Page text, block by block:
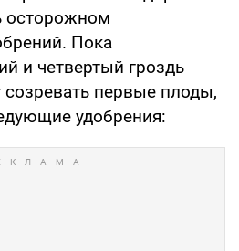
осторожном
Пока
и четвертый гроздь
первые плоды,
удобрения: